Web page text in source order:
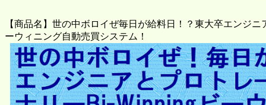
【商品名】世の中ボロイぜ毎日が給料日！？東大卒エンジ
ーウィニング自動売買システム！